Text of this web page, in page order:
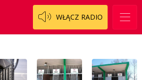
WŁĄCZ RADIO